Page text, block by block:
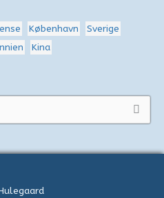
København
Sverige
Kina